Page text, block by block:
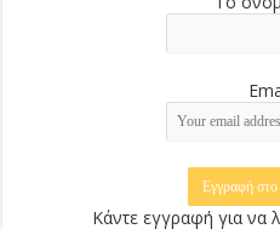
Κάντε εγγραφή για να